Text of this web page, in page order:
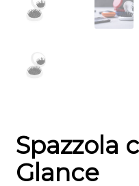
Spazzola
Glance